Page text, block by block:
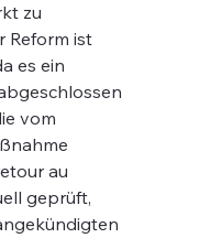
zu
Reform ist
es ein
vom
au
geprüft,